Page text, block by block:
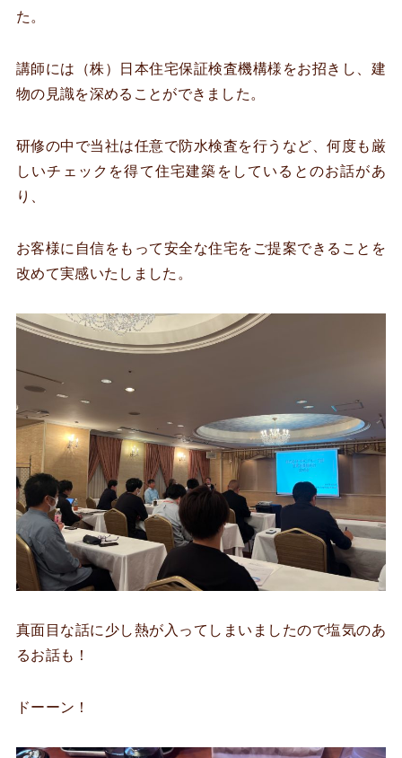
た。
講師には（株）日本住宅保証検査機構様をお招きし、建
物の見識を深めることができました。
研修の中で当社は任意で防水検査を行うなど、何度も厳
しいチェックを得て住宅建築をしているとのお話があ
り、
お客様に自信をもって安全な住宅をご提案できることを
改めて実感いたしました。
真面目な話に少し熱が入ってしまいましたので塩気のあ
るお話も！
ドーーン！